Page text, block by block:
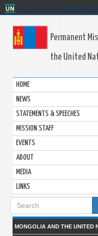
Welcome to the United
Permanent
the United
HOME
NEWS
STATEMENTS & SPEECHES
MISSION STAFF
EVENTS
ABOUT
MEDIA
LINKS
Search
form
MONGOLIA AND THE UNITED